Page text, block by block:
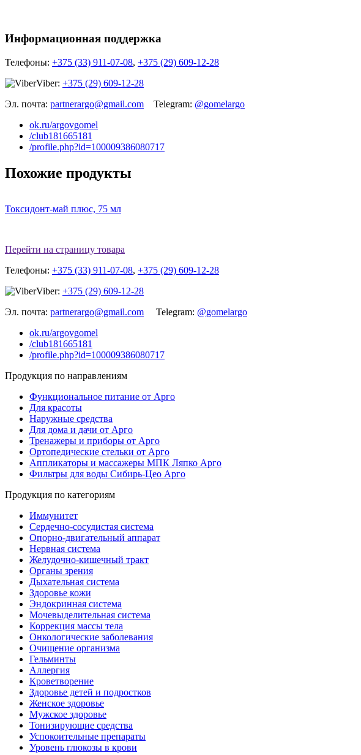
Информационная поддержка
Телефоны: +375 (33) 911-07-08, +375 (29) 609-12-28
Viber: +375 (29) 609-12-28
Эл. почта: partnerargo@gmail.com Telegram: @gomelargo
ok.ru/argovgomel
/club181665181
/profile.php?id=100009386080717
Похожие продукты
Токсидонт-май плюс, 75 мл
Перейти на страницу товара
Телефоны: +375 (33) 911-07-08, +375 (29) 609-12-28
Viber: +375 (29) 609-12-28
Эл. почта: partnerargo@gmail.com Telegram: @gomelargo
ok.ru/argovgomel
/club181665181
/profile.php?id=100009386080717
Продукция по направлениям
Функциональное питание от Арго
Для красоты
Наружные средства
Для дома и дачи от Арго
Тренажеры и приборы от Арго
Ортопедические стельки от Арго
Аппликаторы и массажеры МПК Ляпко Арго
Фильтры для воды Сибирь-Цео Арго
Продукция по категориям
Иммунитет
Сердечно-сосудистая система
Опорно-двигательный аппарат
Нервная система
Желудочно-кишечный тракт
Органы зрения
Дыхательная система
Здоровье кожи
Эндокринная система
Мочевыделительная система
Коррекция массы тела
Онкологические заболевания
Очищение организма
Гельминты
Аллергия
Кроветворение
Здоровье детей и подростков
Женское здоровье
Мужское здоровье
Тонизирующие средства
Успокоительные препараты
Уровень глюкозы в крови